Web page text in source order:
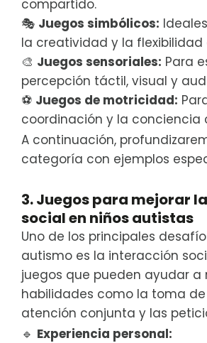
compartido.
🎭 Juegos simbólicos:
la creatividad y la flexibilidad
🎨 Juegos sensoriales: Para
percepción táctil, visual y
⚽ Juegos de motricidad:
coordinación y la conciencia
A continuación,
categoría con ejemplos
3. Juegos para mejorar
social en niños autistas
Uno de los principales
autismo es la interacción
juegos que pueden ayudar a
habilidades como la toma de
atención conjunta y las
🔹 Experiencia personal: